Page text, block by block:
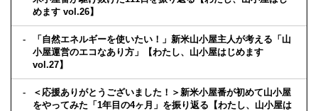
めます vol.26】
「自然エネルギーを使いたい！」新米山小屋主人が考える「山
小屋運営のエコなあり方」【わたし、山小屋はじめます
vol.27】
＜応援ありがとうございました！＞新米小屋番が初めて山小屋
をやってみた「1年目の4ヶ月」を振り返る【わたし、山小屋は